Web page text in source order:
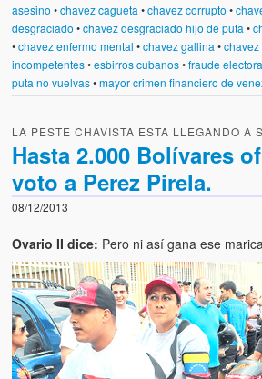
Videos
Chistes
asesino •chavez cagueta •chavez corrupto •
desgraciado •chavez desgraciado hijo de puta •
•chavez enfermo mental •chavez gallina •
incompetentes•esbirros cubanos•fraude
puta no vuelvas•mayor crimen financiero de
LA PESTE CHAVISTA ESTA LLEGANDO A
Hasta 2.000 Bolívares
voto a Perez Pirela.
08/12/2013
Ovario II dice: Pero ni así gana ese